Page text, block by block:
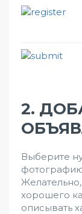
2.
Выберите
хорошего
описывать